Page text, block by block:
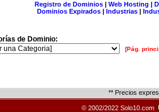
Registro de Dominios| Web Hosting |
Dominios Expirados | Industrias |
de Dominio:
[Pág.
** Precios
© 2002/2022 Solo10.com